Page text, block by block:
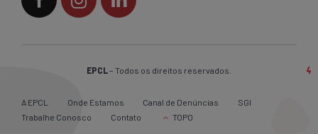
EPCL – Todos os direitos reservados.
A EPCL Onde Estamos Canal de Denúncias
SGI
Trabalhe Conosco
Contato TOPO